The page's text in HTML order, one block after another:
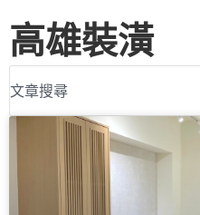
高雄裝潢